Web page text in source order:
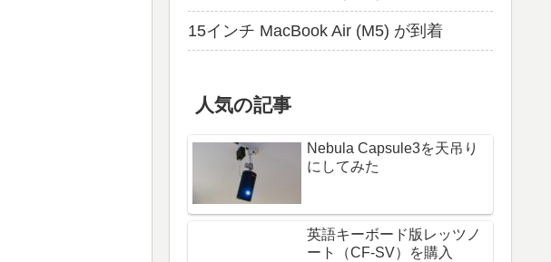
15インチ MacBook Air (M5) が到着
人気の記事
Nebula Capsule3を天吊り
にしてみた
英語キーボード版レッツノ
ート（CF-SV）を購入